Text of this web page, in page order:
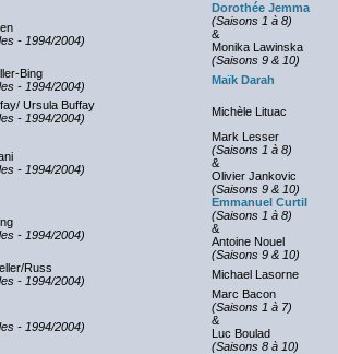
- 1994/2004)
Dorothée Jemma
(Saisons 1 à 8)
&
Monika Lawinska
(Saisons 9 & 10)
Bing
- 1994/2004)
Maïk Darah
Ursula Buffay
- 1994/2004)
Michèle Lituac
- 1994/2004)
Mark Lesser
(Saisons 1 à 8)
&
Olivier Jankovic
(Saisons 9 & 10)
- 1994/2004)
Emmanuel Curtil
(Saisons 1 à 8)
&
Antoine Nouel
(Saisons 9 & 10)
Russ
- 1994/2004)
Michael Lasorne
- 1994/2004)
Marc Bacon
(Saisons 1 à 7)
&
Luc Boulad
(Saisons 8 à 10)